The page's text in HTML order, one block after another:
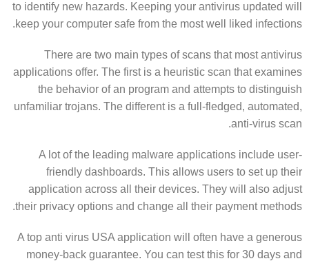
to identify new hazards. Keeping your antivirus updated will
keep your computer safe from the most well liked infections.
There are two main types of scans that most antivirus
applications offer. The first is a heuristic scan that examines
the behavior of an program and attempts to distinguish
unfamiliar trojans. The different is a full-fledged, automated,
anti-virus scan.
A lot of the leading malware applications include user-
friendly dashboards. This allows users to set up their
application across all their devices. They will also adjust
their privacy options and change all their payment methods.
A top anti virus USA application will often have a generous
money-back guarantee. You can test this for 30 days and